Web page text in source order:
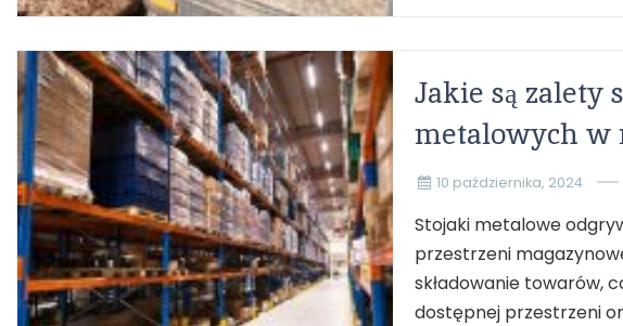
Jakie są zalety
metalowych w
10 października, 2024
Stojaki metalowe
przestrzeni
składowanie towarów,
dostępnej przestrzeni